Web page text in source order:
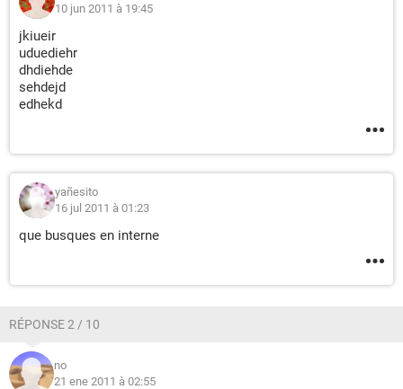
10 jun 2011 à 19:45
jkiueir
uduediehr
dhdiehde
sehdejd
edhekd
yañesito
16 jul 2011 à 01:23
que busques en interne
RÉPONSE 2 / 10
no
21 ene 2011 à 02:55